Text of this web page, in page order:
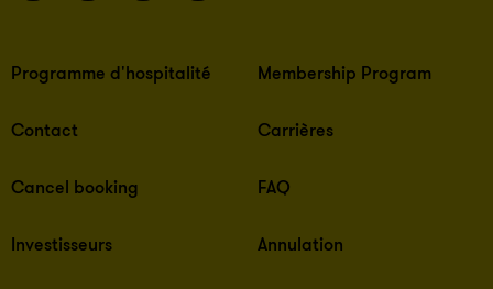
Programme d'hospitalité Membership Program
Contact Carrières
Cancel booking FAQ
Investisseurs Annulation